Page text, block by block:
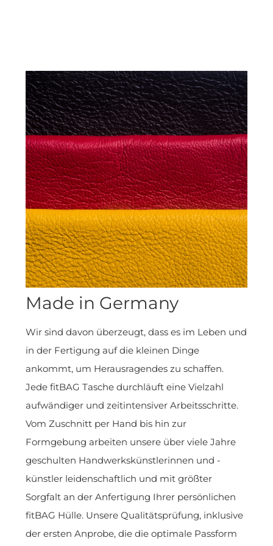
Made in Germany
Wir sind davon überzeugt, dass es im Leben und
in der Fertigung auf die kleinen Dinge
ankommt, um Herausragendes zu schaffen.
Jede fitBAG Tasche durchläuft eine Vielzahl
aufwändiger und zeitintensiver Arbeitsschritte.
Vom Zuschnitt per Hand bis hin zur
Formgebung arbeiten unsere über viele Jahre
geschulten Handwerkskünstlerinnen und -
künstler leidenschaftlich und mit größter
Sorgfalt an der Anfertigung Ihrer persönlichen
fitBAG Hülle. Unsere Qualitätsprüfung, inklusive
der ersten Anprobe, die die optimale Passform